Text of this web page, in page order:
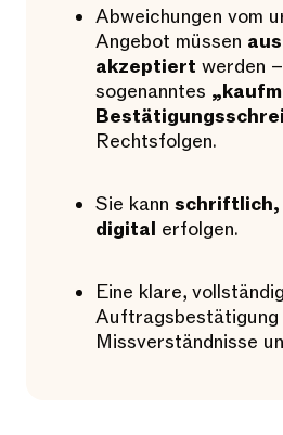
Abweichungen vom
Angebot müssen
akzeptiert werden
sogenanntes
Rechtsfolgen.
Sie kann schriftlich,
digital erfolgen.
Eine klare,
Auftragsbestätigung
Missverständnisse